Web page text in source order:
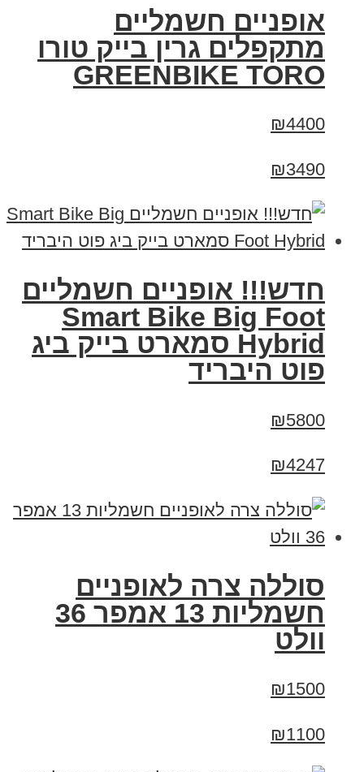
אופניים חשמליים
מתקפלים גרין בייק טורו
GREENBIKE TORO
₪4400
₪3490
חדש!!! אופניים חשמליים
Smart Bike Big Foot
Hybrid סמארט בייק ביג
פוט היבריד
₪5800
₪4247
סוללה צרה לאופניים
חשמליות 13 אמפר 36
וולט
₪1500
₪1100